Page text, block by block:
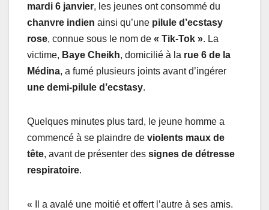
mardi 6 janvier, les jeunes ont consommé du
chanvre indien ainsi qu’une pilule d’ecstasy
rose, connue sous le nom de « Tik-Tok ». La
victime, Baye Cheikh, domicilié à la rue 6 de la
Médina, a fumé plusieurs joints avant d’ingérer
une demi-pilule d’ecstasy.
Quelques minutes plus tard, le jeune homme a
commencé à se plaindre de violents maux de
tête, avant de présenter des signes de détresse
respiratoire.
« Il a avalé une moitié et offert l’autre à ses amis.